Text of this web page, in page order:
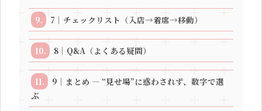
7｜チェックリスト（入店→着席→移動）
8｜Q&A（よくある疑問）
9｜まとめ — “見せ場”に惑わされず、数字で選
ぶ